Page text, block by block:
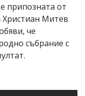
припозната от
Христиан Митев
че
събрание с